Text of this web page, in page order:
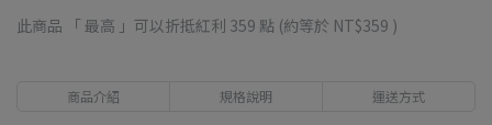
此商品 「 最高 」可以折抵紅利 359 點 (約等於 NT$359 )
商品介紹 規格說明 運送方式